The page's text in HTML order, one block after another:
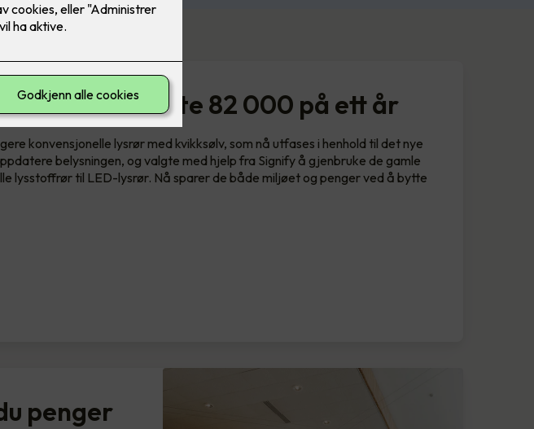
- sparte 82 000 på ett år
konvensjonelle lysrør med kvikksølv, som nå utfases i henhold til det nye
belysningen, og valgte med hjelp fra Signify å gjenbruke de gamle
lysstoffrør til LED-lysrør. Nå sparer de både miljøet og penger ved å bytte
penger